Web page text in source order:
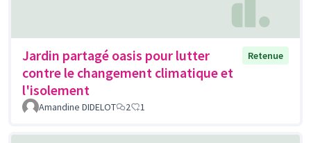
Jardin partagé oasis pour lutter
contre le changement climatique et
l'isolement
Retenue
Amandine DIDELOT 2 1